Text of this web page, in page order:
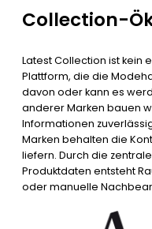
Collection-
Latest Collection ist kein
Plattform, die die
davon oder kann es
anderer Marken bauen
Informationen
Marken behalten die
liefern. Durch die
Produktdaten entsteht
oder manuelle